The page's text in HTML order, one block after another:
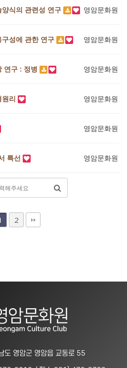
식의 관련성 연구 영암문화원
성에 관한 연구 영암문화원
연구 : 정병 영암문화원
리 영암문화원
영암문화원
특선 영암문화원
2
영암군 영암읍 교동로 55